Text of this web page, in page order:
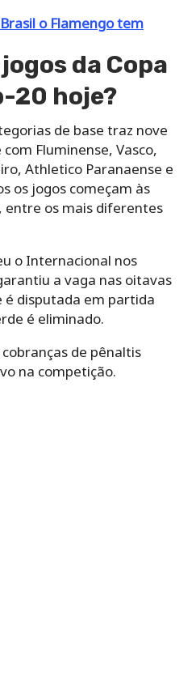
o Flamengo tem
da Copa
20 hoje?
de base traz nove
Fluminense, Vasco,
Athletico Paranaense e
os jogos começam às
entre os mais diferentes
o Internacional nos
a vaga nas oitavas
é disputada em partida
é eliminado.
de pênaltis
na competição.